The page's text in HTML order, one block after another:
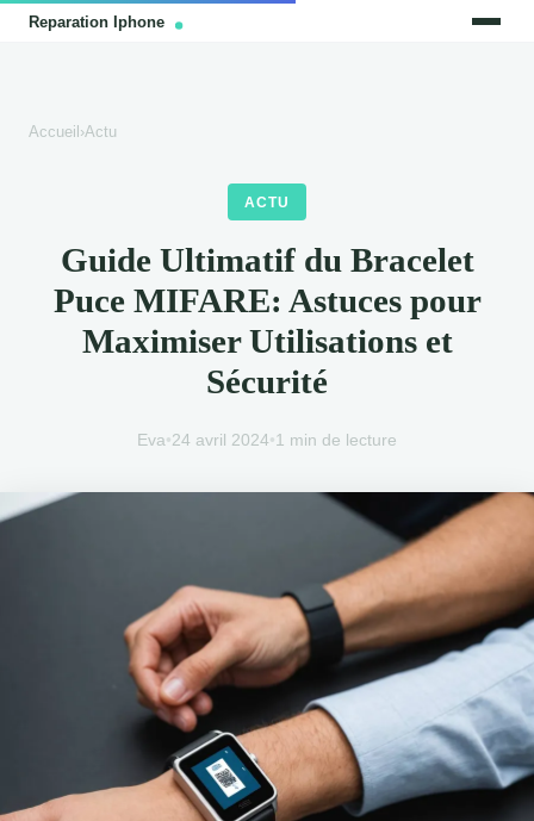
Accueil ›Actu
ACTU
Guide Ultimatif du Bracelet
Puce MIFARE: Astuces pour
Maximiser Utilisations et
Sécurité
Eva•24 avril 2024•1 min de lecture